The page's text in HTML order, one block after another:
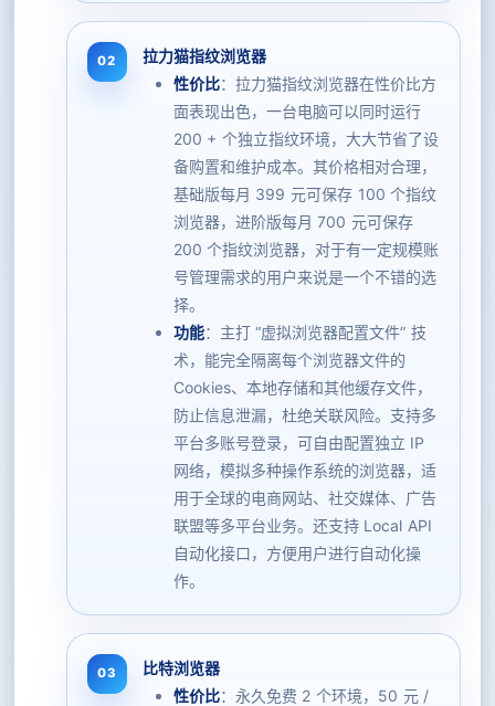
拉力猫指纹浏览器
性价比：拉力猫指纹浏览器在性价比方
面表现出色，一台电脑可以同时运行
200 + 个独立指纹环境，大大节省了设
备购置和维护成本。其价格相对合理，
基础版每月 399 元可保存 100 个指纹
浏览器，进阶版每月 700 元可保存
200 个指纹浏览器，对于有一定规模账
号管理需求的用户来说是一个不错的选
择。
功能：主打 “虚拟浏览器配置文件” 技
术，能完全隔离每个浏览器文件的
Cookies、本地存储和其他缓存文件，
防止信息泄漏，杜绝关联风险。支持多
平台多账号登录，可自由配置独立 IP
网络，模拟多种操作系统的浏览器，适
用于全球的电商网站、社交媒体、广告
联盟等多平台业务。还支持 Local API
自动化接口，方便用户进行自动化操
作。
比特浏览器
性价比：永久免费 2 个环境，50 元 /